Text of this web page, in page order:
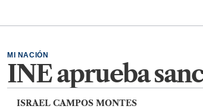
INE aprueba
MI NACIÓN
ISRAEL CAMPOS MONTES